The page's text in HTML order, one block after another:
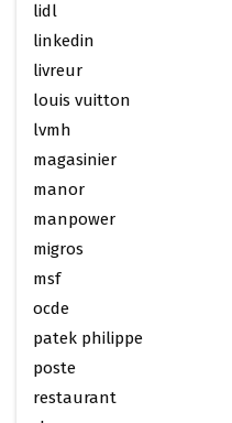
lidl
linkedin
livreur
louis vuitton
lvmh
magasinier
manor
manpower
migros
msf
ocde
patek philippe
poste
restaurant